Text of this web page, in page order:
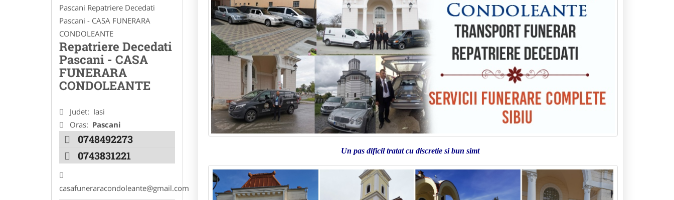
Pascani Repatriere Decedati
Pascani - CASA FUNERARA
CONDOLEANTE
Repatriere Decedati
Pascani - CASA
FUNERARA
CONDOLEANTE
Judet: Iasi
Oras: Pascani
0748492273
0743831221
casafuneraracondoleante@gmail.com
Un pas dificil tratat cu discretie si bun simt